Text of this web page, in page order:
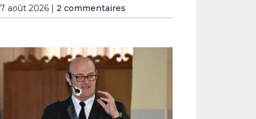
7 août 2026 | 2 commentaires